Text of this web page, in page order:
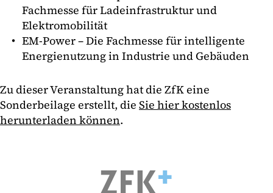
Fachmesse für Ladeinfrastruktur und
Elektromobilität
EM-Power – Die Fachmesse für intelligente
Energienutzung in Industrie und Gebäuden
Zu dieser Veranstaltung hat die ZfK eine
Sonderbeilage erstellt, die Sie hier kostenlos
herunterladen können.